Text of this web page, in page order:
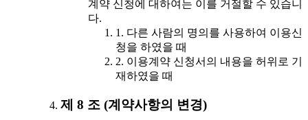
계약 신청에 대하여는 이를 거절할 수 있습니
다.
1. 다른 사람의 명의를 사용하여 이용신
청을 하였을 때
2. 이용계약 신청서의 내용을 허위로 기
재하였을 때
제 8 조 (계약사항의 변경)